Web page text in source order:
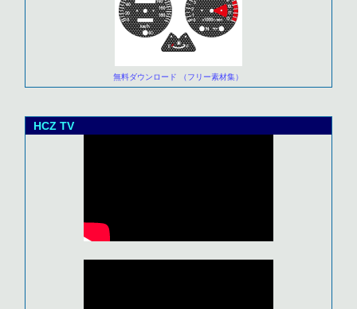
無料ダウンロード （フリー素材集）
HCZ TV